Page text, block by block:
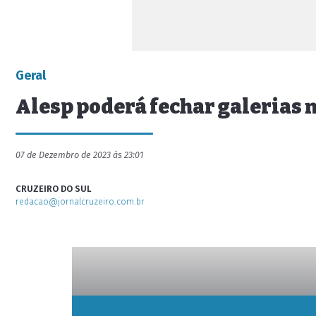
Geral
Alesp poderá fechar galerias
07 de Dezembro de 2023 às 23:01
CRUZEIRO DO SUL
redacao@jornalcruzeiro.com.br